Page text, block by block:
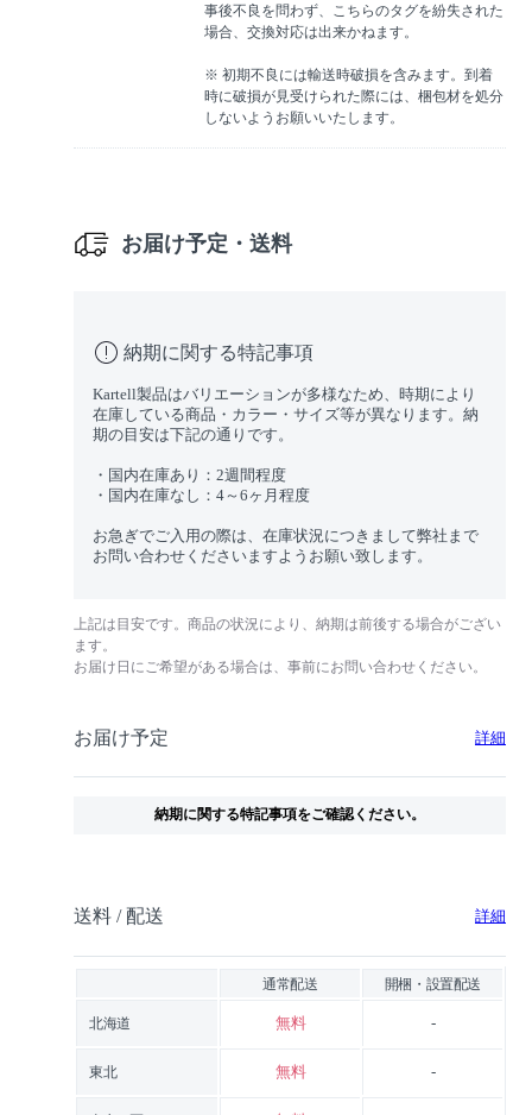
事後不良を問わず、こちらのタグを紛失された
場合、交換対応は出来かねます。
※ 初期不良には輸送時破損を含みます。到着
時に破損が見受けられた際には、梱包材を処分
しないようお願いいたします。
お届け予定・送料
納期に関する特記事項
Kartell製品はバリエーションが多様なため、時期により
在庫している商品・カラー・サイズ等が異なります。納
期の目安は下記の通りです。
・国内在庫あり：2週間程度
・国内在庫なし：4～6ヶ月程度
お急ぎでご入用の際は、在庫状況につきまして弊社まで
お問い合わせくださいますようお願い致します。
上記は目安です。商品の状況により、納期は前後する場合がござい
ます。
お届け日にご希望がある場合は、事前にお問い合わせください。
お届け予定 詳細
納期に関する特記事項をご確認ください。
送料 / 配送 詳細
通常配送 開梱・設置配送
北海道 無料 -
東北 無料 -